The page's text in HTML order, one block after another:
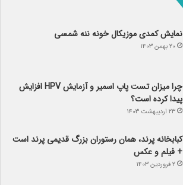
نمایش کمدی موزیکال خونه ننه شمسی
۲۰ بهمن ۱۴۰۳
چرا میزان تست پاپ اسمیر و آزمایش HPV افزایش
پیدا کرده است؟
۲۳ اردیبهشت ۱۴۰۳
کبابخانه پرند، همان رستوران بزرگ قدیمی پرند است
+ فیلم و عکس
۲ فروردین ۱۴۰۳